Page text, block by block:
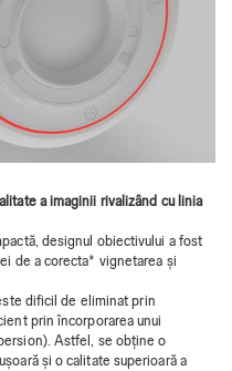
a imaginii rivalizând cu linia
designul obiectivului a fost
de a corecta* vignetarea și
dificil de eliminat prin
prin încorporarea unui
Astfel, se obține o
și o calitate superioară a